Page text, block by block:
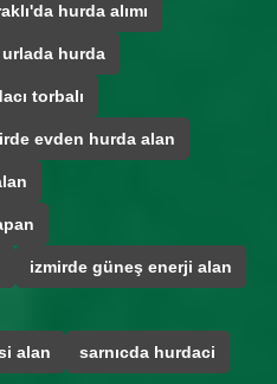
hurda alımı
urlada hurda
torbalı
evden hurda alan
izmirde güneş enerji alan
alan sarnıcda hurdaci